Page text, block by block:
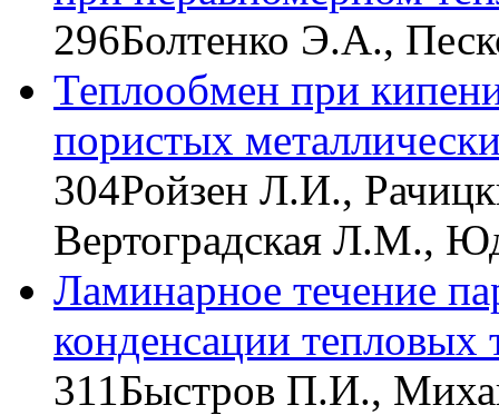
296Болтенко Э.А.,
Теплообмен при
пористых
304Ройзен Л.И.,
Вертоградская Л.М.,
Ламинарное течение
конденсации тепловых
311Быстров П.И.,